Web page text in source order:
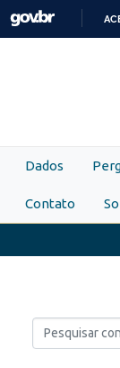
Skip to main content
Dados
Contato